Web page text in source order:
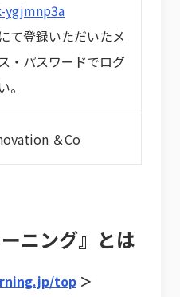
ygjmnp3a
て登録いただいたメ
・パスワードでログ
。
＆Co
ニング』とは
top ＞